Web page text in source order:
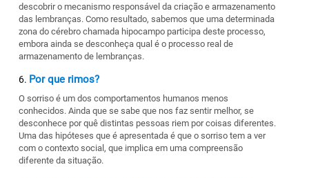
descobrir o mecanismo responsável da criação e armazenamento
das lembranças. Como resultado, sabemos que uma determinada
zona do cérebro chamada hipocampo participa deste processo,
embora ainda se desconheça qual é o processo real de
armazenamento de lembranças.
Por que rimos?
O sorriso é um dos comportamentos humanos menos
conhecidos. Ainda que se sabe que nos faz sentir melhor, se
desconhece por quê distintas pessoas riem por coisas diferentes.
Uma das hipóteses que é apresentada é que o sorriso tem a ver
com o contexto social, que implica em uma compreensão
diferente da situação.